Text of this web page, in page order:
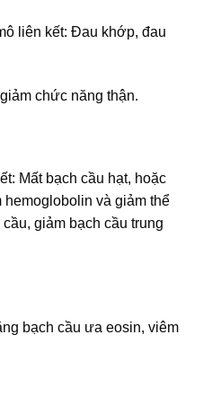
liên kết: Đau khớp, đau
chức năng thận.
Mất bạch cầu hạt, hoặc
hemoglobolin và giảm thể
giảm bạch cầu trung
bạch cầu ưa eosin, viêm